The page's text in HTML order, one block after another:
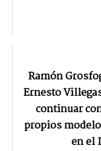
Ramón
Ernesto
continuar
propios
en el